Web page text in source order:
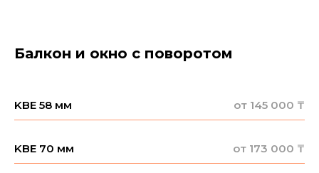
Балкон и окно с поворотом
KBE 58 мм от 145 000 ₸
KBE 70 мм от 173 000 ₸